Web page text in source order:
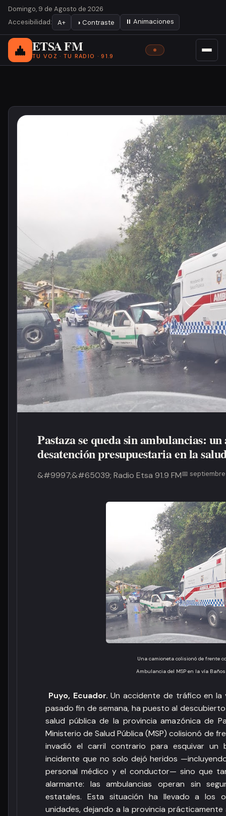
Domingo, 9 de Agosto de 2026
Accesibilidad:
A+ ◑ Contraste ⏸ Animaciones
ETSA FM
TU VOZ · TU RADIO · 91.9
Pastaza se queda sin ambulancias:
desatención presupuestaria en la
Radio Etsa 91.9 FM
Una camioneta colisionó de frente
Ambulancia del MSP en la vía
Puyo, Ecuador. Un accidente de tráfico en la
pasado fin de semana, ha puesto al
salud pública de la provincia amazónica de
Ministerio de Salud Pública (MSP) colisionó de
invadió el carril contrario para esquivar un
incidente que no solo dejó heridos
personal médico y el conductor— sino que
alarmante: las ambulancias operan sin
estatales. Esta situación ha llevado a los
unidades, dejando a la provincia prácticamente